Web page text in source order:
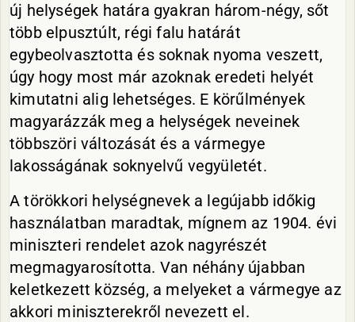
új helységek határa gyakran három-négy, sőt
több elpusztúlt, régi falu határát
egybeolvasztotta és soknak nyoma veszett,
úgy hogy most már azoknak eredeti helyét
kimutatni alig lehetséges. E körűlmények
magyarázzák meg a helységek neveinek
többszöri változását és a vármegye
lakosságának soknyelvű vegyületét.
A törökkori helységnevek a legújabb időkig
használatban maradtak, mígnem az 1904. évi
miniszteri rendelet azok nagyrészét
megmagyarosította. Van néhány újabban
keletkezett község, a melyeket a vármegye az
akkori miniszterekről nevezett el.